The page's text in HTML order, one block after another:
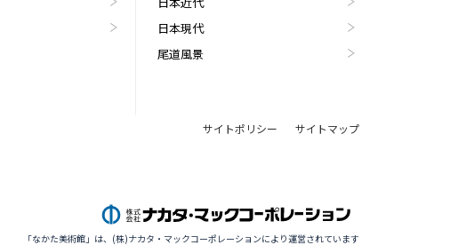
日本現代
尾道風景
サイトポリシー サイトマップ
「なかた美術館」は、(株)ナカタ・マックコーポレーションにより運営されています